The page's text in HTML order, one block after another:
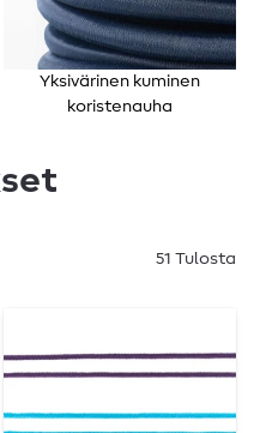
Yksivärinen kuminen
koristenauha
51 Tulosta